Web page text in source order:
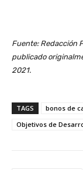
Fuente: Redacción
publicado
2021.
TAGS bonos de
Objetivos de